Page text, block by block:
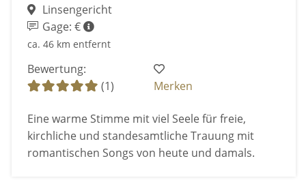
Linsengericht
Gage: €
ca. 46 km entfernt
Bewertung:
(1)
Merken
Eine warme Stimme mit viel Seele für freie,
kirchliche und standesamtliche Trauung mit
romantischen Songs von heute und damals.